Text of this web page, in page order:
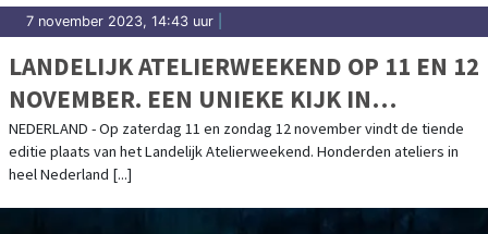
7 november 2023, 14:43 uur
LANDELIJK ATELIERWEEKEND OP 11 EN 12
NOVEMBER. EEN UNIEKE KIJK IN
HONDERDEN ATELIERS DOOR HET HELE
LAND
NEDERLAND - Op zaterdag 11 en zondag 12 november vindt de tiende
editie plaats van het Landelijk Atelierweekend. Honderden ateliers in
heel Nederland [...]